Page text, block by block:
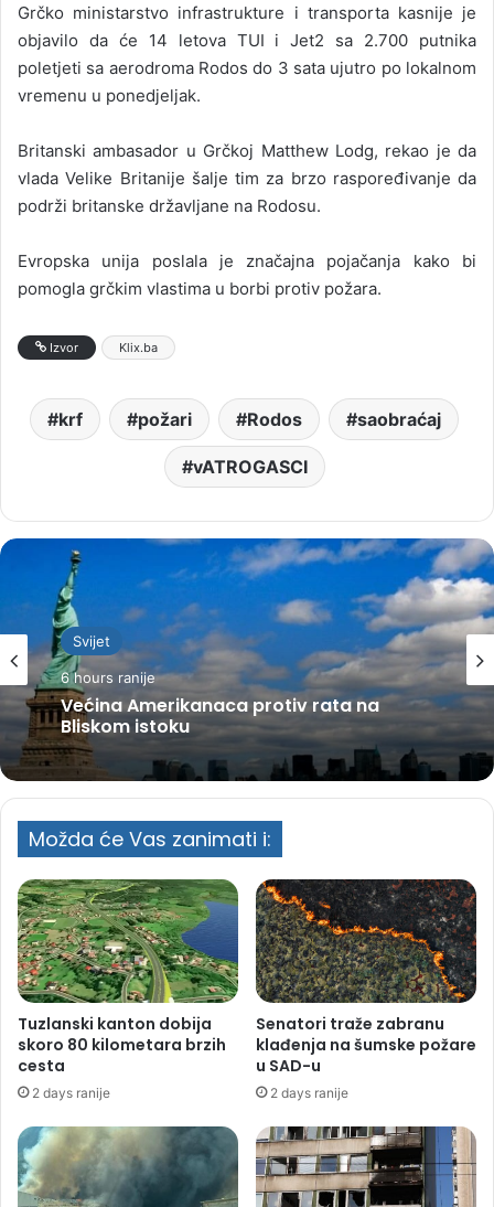
Grčko ministarstvo infrastrukture i transporta kasnije je
objavilo da će 14 letova TUI i Jet2 sa 2.700 putnika
poletjeti sa aerodroma Rodos do 3 sata ujutro po lokalnom
vremenu u ponedjeljak.
Britanski ambasador u Grčkoj Matthew Lodg, rekao je da
vlada Velike Britanije šalje tim za brzo raspoređivanje da
podrži britanske državljane na Rodosu.
Evropska unija poslala je značajna pojačanja kako bi
pomogla grčkim vlastima u borbi protiv požara.
Izvor Klix.ba
krf požari Rodos saobraćaj
vATROGASCI
Svijet
6 hours ranije
Većina Amerikanaca protiv rata na
Bliskom istoku
Možda će Vas zanimati i:
Tuzlanski kanton dobija
skoro 80 kilometara brzih
cesta
2 days ranije
Senatori traže zabranu
klađenja na šumske požare
u SAD-u
2 days ranije